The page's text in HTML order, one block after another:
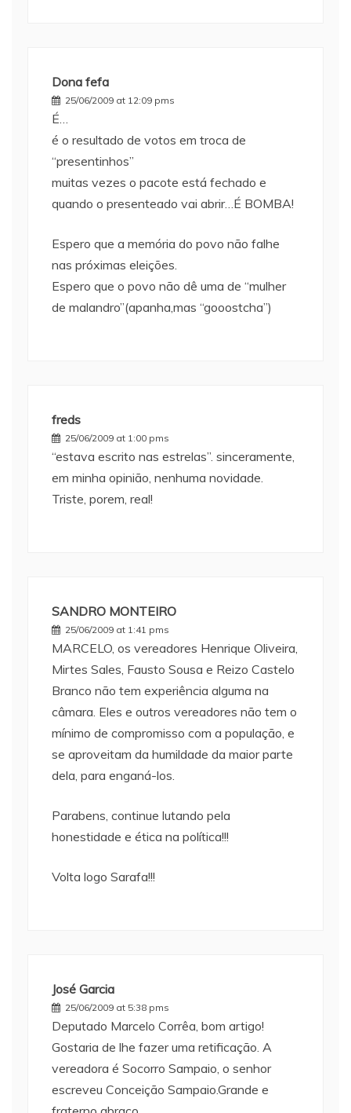
Dona fefa
25/06/2009 at 12:09 pms
É…
é o resultado de votos em troca de
“presentinhos”
muitas vezes o pacote está fechado e
quando o presenteado vai abrir…É BOMBA!
Espero que a memória do povo não falhe
nas próximas eleições.
Espero que o povo não dê uma de “mulher
de malandro”(apanha,mas “gooostcha”)
freds
25/06/2009 at 1:00 pms
“estava escrito nas estrelas”. sinceramente,
em minha opinião, nenhuma novidade.
Triste, porem, real!
SANDRO MONTEIRO
25/06/2009 at 1:41 pms
MARCELO, os vereadores Henrique Oliveira,
Mirtes Sales, Fausto Sousa e Reizo Castelo
Branco não tem experiência alguma na
câmara. Eles e outros vereadores não tem o
mínimo de compromisso com a população, e
se aproveitam da humildade da maior parte
dela, para enganá-los.
Parabens, continue lutando pela
honestidade e ética na política!!!
Volta logo Sarafa!!!
José Garcia
25/06/2009 at 5:38 pms
Deputado Marcelo Corrêa, bom artigo!
Gostaria de lhe fazer uma retificação. A
vereadora é Socorro Sampaio, o senhor
escreveu Conceição Sampaio.Grande e